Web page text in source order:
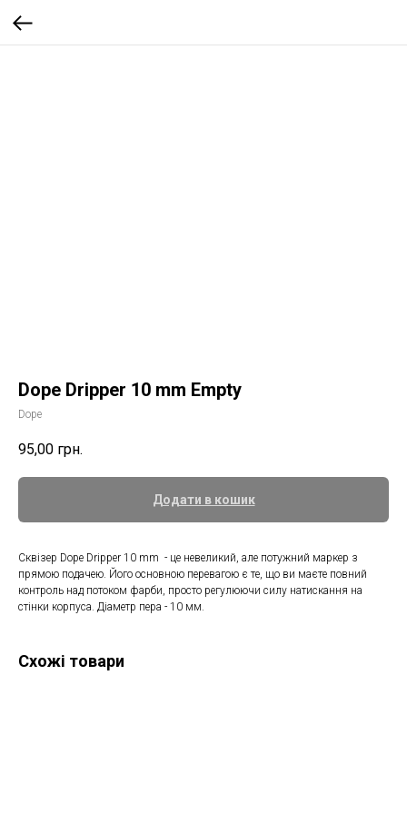
Dope Dripper 10 mm Empty
Dope
95,00 грн.
Додати в кошик
Сквізер Dope Dripper 10 mm - це невеликий, але потужний маркер з
прямою подачею. Його основною перевагою є те, що ви маєте повний
контроль над потоком фарби, просто регулюючи силу натискання на
стінки корпуса. Діаметр пера - 10 мм.
Схожі товари